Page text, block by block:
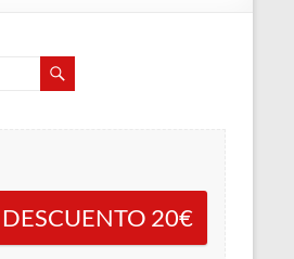
DESCUENTO 20€